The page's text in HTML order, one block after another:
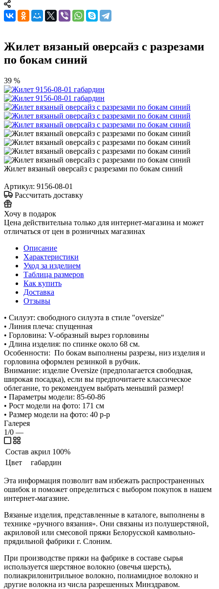
Жилет вязаный оверсайз с разрезами
по бокам синий
39 %
Жилет вязаный оверсайз с разрезами по бокам синий
Артикул: 9156-08-01
Рассчитать доставку
Хочу в подарок
Цена действительна только для интернет-магазина и может
отличаться от цен в розничных магазинах
Описание
Характеристики
Уход за изделием
Таблица размеров
Как купить
Доставка
Отзывы
• Силуэт: свободного силуэта в стиле "oversize"
• Линия плеча: спущенная
• Горловина: V-образный вырез горловины
• Длина изделия: по спинке около 68 см.
Особенности: По бокам выполнены разрезы, низ изделия и
горловина оформлен резинкой в рубчик.
Внимание: изделие Oversize (предполагается свободная,
широкая посадка), если вы предпочитаете классическое
облегание, то рекомендуем выбрать меньший размер!
• Параметры модели: 85-60-86
• Рост модели на фото: 171 см
• Размер модели на фото: 40 р-р
Галерея
1/0 —
Состав акрил 100%
Цвет
габардин
Эта информация позволит вам избежать распространенных
ошибок и поможет определиться с выбором покупок в нашем
интернет-магазине.
Вязаные изделия, представленные в каталоге, выполнены в
технике «ручного вязания». Они связаны из полушерстяной,
акриловой или смесовой пряжи Белорусской камвольно-
прядильной фабрики г. Слоним.
При производстве пряжи на фабрике в составе сырья
используется шерстяное волокно (овечья шерсть),
полиакрилонитрильное волокно, полиамидное волокно и
другие волокна из числа разрешенных Минздравом.